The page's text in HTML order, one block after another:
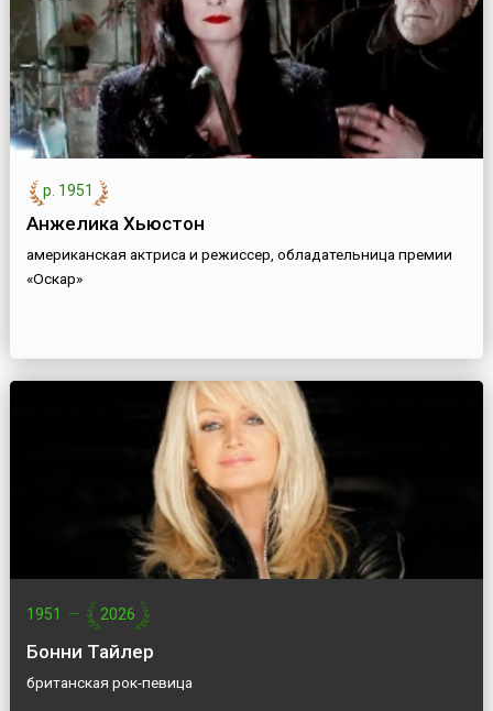
р. 1951
Анжелика Хьюстон
американская актриса и режиссер, обладательница премии
«Оскар»
1951 — 2026
Бонни Тайлер
британская рок-певица